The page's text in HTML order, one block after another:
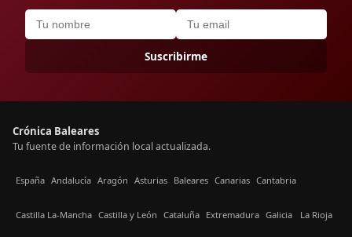
Suscribirme
Crónica Baleares
Tu fuente de información local actualizada.
España Andalucía Aragón Asturias Baleares Canarias Cantabria
Castilla La-Mancha Castilla y León Cataluña Extremadura Galicia La Rioja